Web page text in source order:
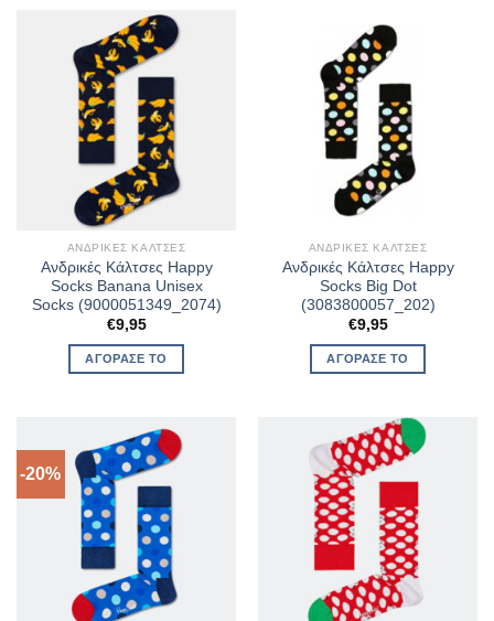
ΑΝΔΡΙΚΈΣ ΚΆΛΤΣΕΣ
Ανδρικές Κάλτσες Happy
Socks Banana Unisex
Socks (9000051349_2074)
€9,95
ΑΓΌΡΑΣΈ ΤΟ
ΑΝΔΡΙΚΈΣ ΚΆΛΤΣΕΣ
Ανδρικές Κάλτσες Happy
Socks Big Dot
(3083800057_202)
€9,95
ΑΓΌΡΑΣΈ ΤΟ
-20%